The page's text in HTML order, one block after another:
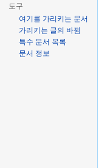
도구
여기를 가리키는 문서
가리키는 글의 바뀜
특수 문서 목록
문서 정보